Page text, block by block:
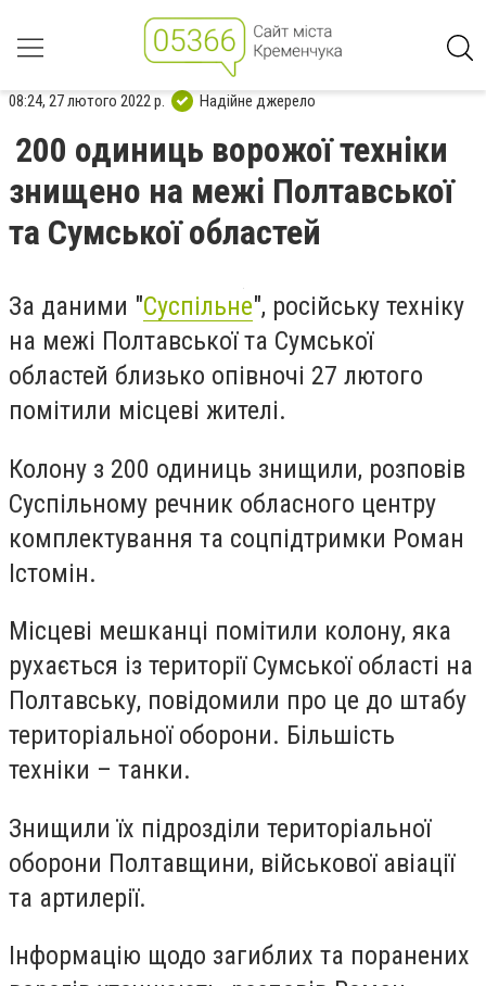
08:24, 27 лютого 2022 р. Надійне джерело
200 одиниць ворожої техніки
знищено на межі Полтавської
та Сумської областей
За даними "Суспільне", російську техніку
на межі Полтавської та Сумської
областей близько опівночі 27 лютого
помітили місцеві жителі.
Колону з 200 одиниць знищили, розповів
Суспільному речник обласного центру
комплектування та соцпідтримки Роман
Істомін.
Місцеві мешканці помітили колону, яка
рухається із території Сумської області на
Полтавську, повідомили про це до штабу
територіальної оборони. Більшість
техніки – танки.
Знищили їх підрозділи територіальної
оборони Полтавщини, військової авіації
та артилерії.
Інформацію щодо загиблих та поранених